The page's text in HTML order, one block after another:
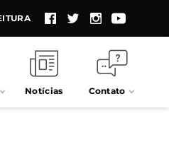
Notícias Contato